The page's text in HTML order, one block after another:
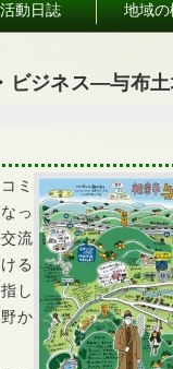
活動日誌 地域の
ビジネス―与布
ミ
っ
流
る
し
か